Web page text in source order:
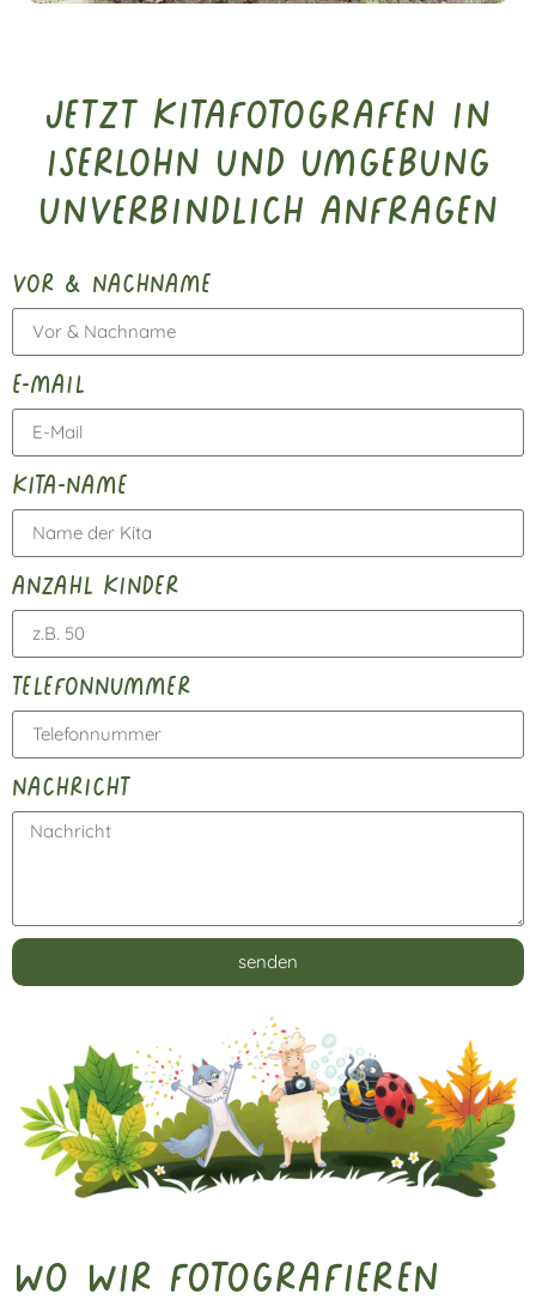
Jetzt Kitafotografen in
Iserlohn und Umgebung
unverbindlich anfragen
vor & nachname
e-mail
kita-name
anzahl kinder
telefonnummer
nachricht
senden
Wo wir fotografieren